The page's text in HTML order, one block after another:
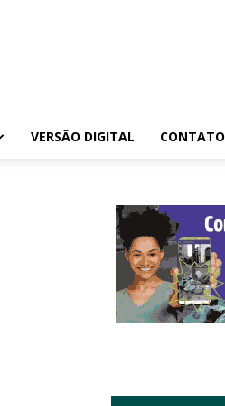
VERSÃO DIGITAL CONTATO